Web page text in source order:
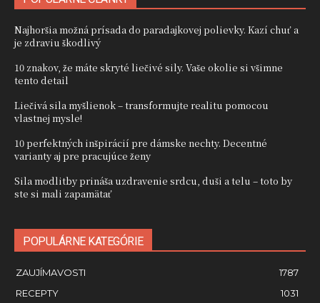
Najhoršia možná prísada do paradajkovej polievky. Kazí chuť a
je zdraviu škodlivý
10 znakov, že máte skryté liečivé sily. Vaše okolie si všimne
tento detail
Liečivá sila myšlienok – transformujte realitu pomocou
vlastnej mysle!
10 perfektných inšpirácií pre dámske nechty. Decentné
varianty aj pre pracujúce ženy
Sila modlitby prináša uzdravenie srdcu, duši a telu – toto by
ste si mali zapamätať
POPULÁRNE KATEGÓRIE
ZAUJÍMAVOSTI
1787
RECEPTY
1031